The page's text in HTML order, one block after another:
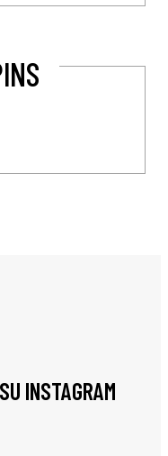
INSTAGRAM